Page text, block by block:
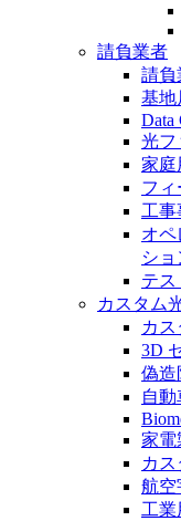
請負業者
請負
基地
Data
光フ
家庭
フィ
工事
オペ
ショ
テス
カスタム
カ
3D
偽造
自動
家電
カ
航空
工業